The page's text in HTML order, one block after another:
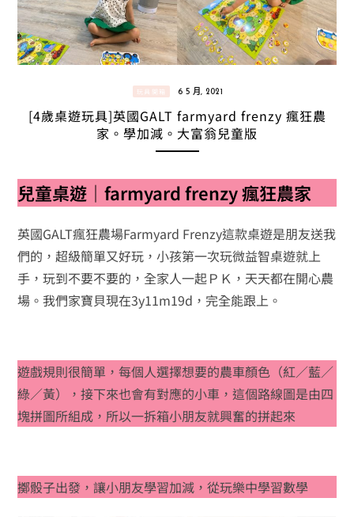
玩具開箱 6 5 月, 2021
[4歲桌遊玩具]英國GALT farmyard frenzy 瘋狂農
家。學加減。大富翁兒童版
兒童桌遊｜farmyard frenzy 瘋狂農家
英國GALT瘋狂農場Farmyard Frenzy這款桌遊是朋友送我
們的，超級簡單又好玩，小孩第一次玩微益智桌遊就上
手，玩到不要不要的，全家人一起ＰＫ，天天都在開心農
場。我們家寶貝現在3y11m19d，完全能跟上。
遊戲規則很簡單，每個人選擇想要的農車顏色（紅／藍／
綠／黃），接下來也會有對應的小車，這個路線圖是由四
塊拼圖所組成，所以一拆箱小朋友就興奮的拼起來
擲骰子出發，讓小朋友學習加減，從玩樂中學習數學